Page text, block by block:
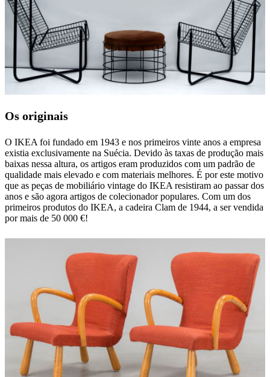
Os originais
O IKEA foi fundado em 1943 e nos primeiros vinte anos a empresa
existia exclusivamente na Suécia. Devido às taxas de produção mais
baixas nessa altura, os artigos eram produzidos com um padrão de
qualidade mais elevado e com materiais melhores. É por este motivo
que as peças de mobiliário vintage do IKEA resistiram ao passar dos
anos e são agora artigos de colecionador populares. Com um dos
primeiros produtos do IKEA, a cadeira Clam de 1944, a ser vendida
por mais de 50 000 €!